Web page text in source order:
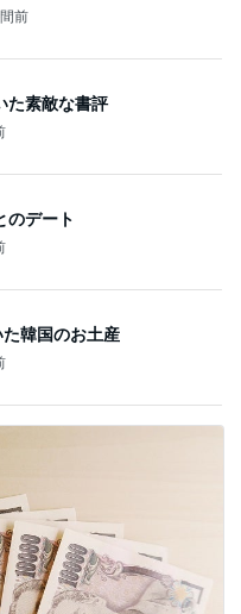
前
た素敵な書評
のデート
韓国のお土産